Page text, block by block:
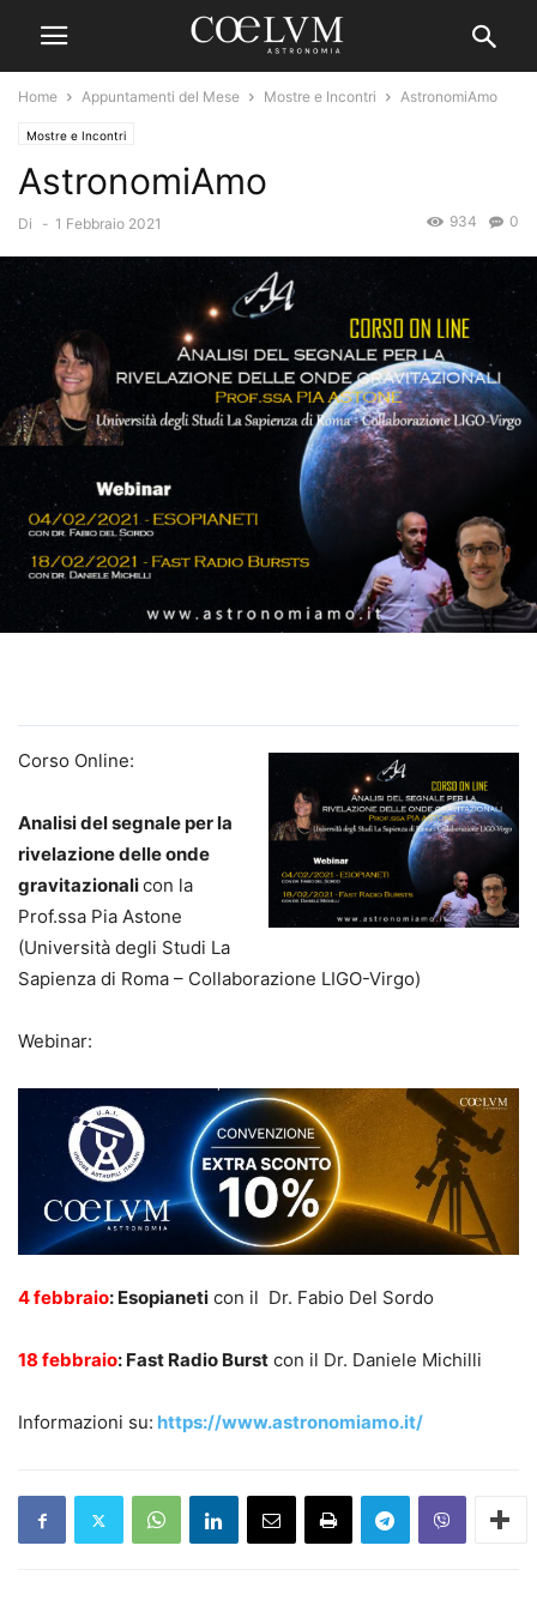
Home Appuntamenti del Mese Mostre e Incontri AstronomiAmo
Mostre e Incontri
AstronomiAmo
Di - 1 Febbraio 2021 0
934
Corso Online:
Analisi del segnale per la
rivelazione delle onde
gravitazionalicon la
Prof.ssa Pia Astone
(Università degli Studi La
Sapienza di Roma – Collaborazione LIGO-Virgo)
Webinar:
4 febbraio: Esopianeti con il Dr. Fabio Del Sordo
18 febbraio: Fast Radio Burst con il Dr. Daniele Michilli
Informazioni su: https://www.astronomiamo.it/